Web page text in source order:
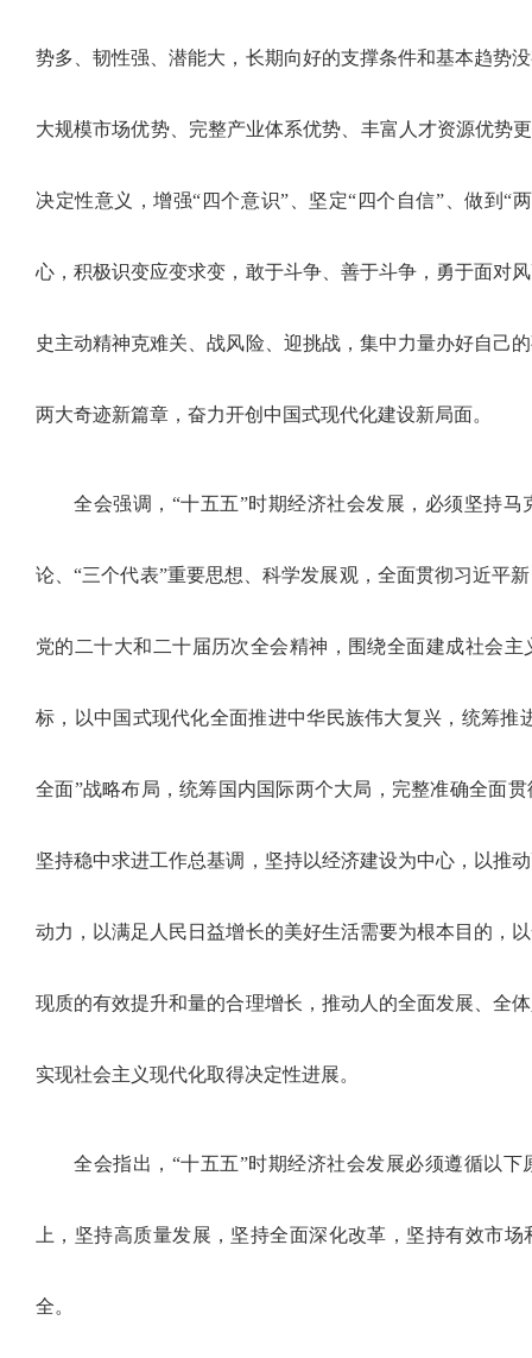
势多、韧性强、潜能大，长期向好的支撑条件和基本趋势
大规模市场优势、完整产业体系优势、丰富人才资源优势
决定性意义，增强“四个意识”、坚定“四个自信”、做到“
心，积极识变应变求变，敢于斗争、善于斗争，勇于面对
史主动精神克难关、战风险、迎挑战，集中力量办好自己
两大奇迹新篇章，奋力开创中国式现代化建设新局面。
全会强调，“十五五”时期经济社会发展，必须坚持
论、“三个代表”重要思想、科学发展观，全面贯彻习近平
党的二十大和二十届历次全会精神，围绕全面建成社会
标，以中国式现代化全面推进中华民族伟大复兴，统筹推
全面”战略布局，统筹国内国际两个大局，完整准确全面
坚持稳中求进工作总基调，坚持以经济建设为中心，以推
动力，以满足人民日益增长的美好生活需要为根本目的，
现质的有效提升和量的合理增长，推动人的全面发展、全
实现社会主义现代化取得决定性进展。
全会指出，“十五五”时期经济社会发展必须遵循以
上，坚持高质量发展，坚持全面深化改革，坚持有效市
全。